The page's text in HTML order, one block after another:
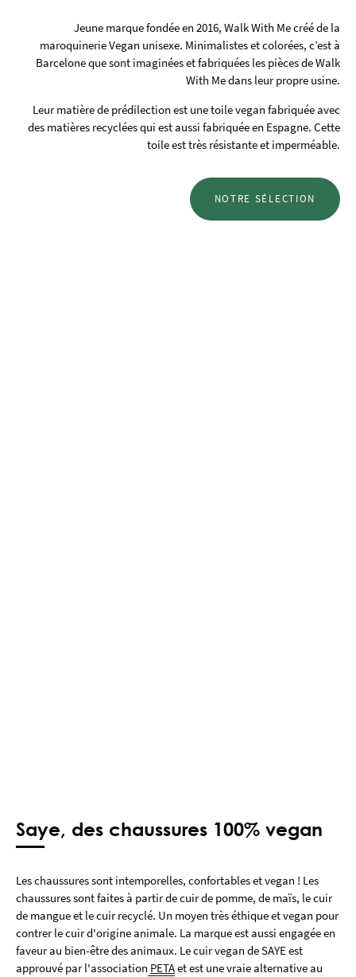
Jeune marque fondée en 2016, Walk With Me créé de la
maroquinerie Vegan unisexe. Minimalistes et colorées, c’est à
Barcelone que sont imaginées et fabriquées les pièces de Walk
With Me dans leur propre usine.
Leur matière de prédilection est une toile vegan fabriquée avec
des matières recyclées qui est aussi fabriquée en Espagne. Cette
toile est très résistante et imperméable.
NOTRE SÉLECTION
Saye, des chaussures 100% vegan
Les chaussures sont intemporelles, confortables et vegan ! Les
chaussures sont faites à partir de cuir de pomme, de maïs, le cuir
de mangue et le cuir recyclé. Un moyen très éthique et vegan pour
contrer le cuir d'origine animale. La marque est aussi engagée en
faveur au bien-être des animaux. Le cuir vegan de SAYE est
approuvé par l'association PETAet est une vraie alternative au